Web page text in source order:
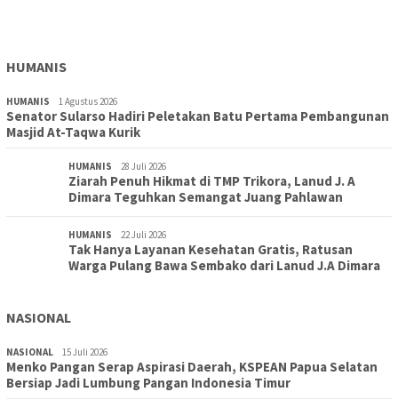
HUMANIS
HUMANIS 1 Agustus 2026
Senator Sularso Hadiri Peletakan Batu Pertama Pembangunan
Masjid At-Taqwa Kurik
HUMANIS 28 Juli 2026
Ziarah Penuh Hikmat di TMP Trikora, Lanud J. A
Dimara Teguhkan Semangat Juang Pahlawan
HUMANIS 22 Juli 2026
Tak Hanya Layanan Kesehatan Gratis, Ratusan
Warga Pulang Bawa Sembako dari Lanud J.A Dimara
NASIONAL
NASIONAL 15 Juli 2026
Menko Pangan Serap Aspirasi Daerah, KSPEAN Papua Selatan
Bersiap Jadi Lumbung Pangan Indonesia Timur